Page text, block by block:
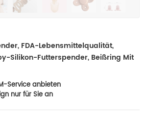
FDA-Lebensmittelqualität,
Silikon-Futterspender, Beißring Mit
Service anbieten
nur für Sie an